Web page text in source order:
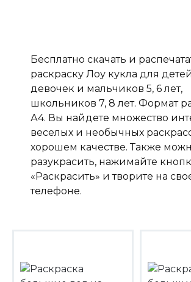
Бесплатно скачать и
раскраску Лоу кукла для
девочек и мальчиков 5, 6 лет,
школьников 7, 8 лет. Формат
А4. Вы найдете множество
веселых и необычных
хорошем качестве. Также
разукрасить, нажимайте
«Раскрасить» и творите на
телефоне.